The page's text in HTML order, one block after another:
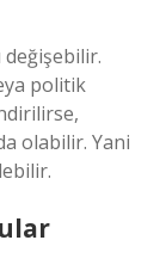
değişebilir.
politik
olabilir. Yani